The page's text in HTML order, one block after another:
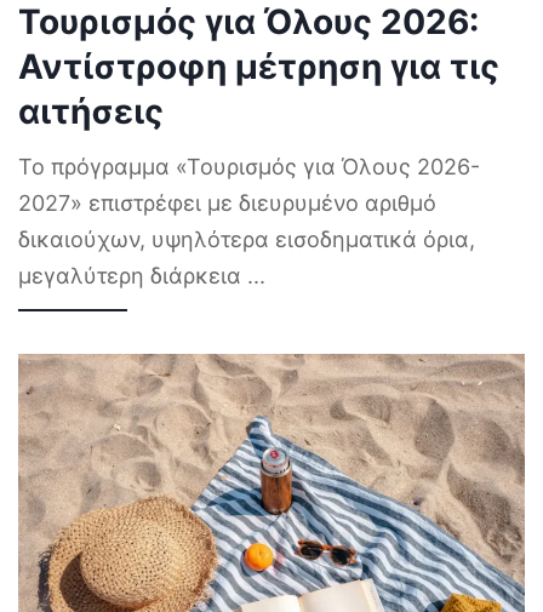
Τουρισμός για Όλους 2026:
Αντίστροφη μέτρηση για τις
αιτήσεις
Το πρόγραμμα «Τουρισμός για Όλους 2026-
2027» επιστρέφει με διευρυμένο αριθμό
δικαιούχων, υψηλότερα εισοδηματικά όρια,
μεγαλύτερη διάρκεια ...